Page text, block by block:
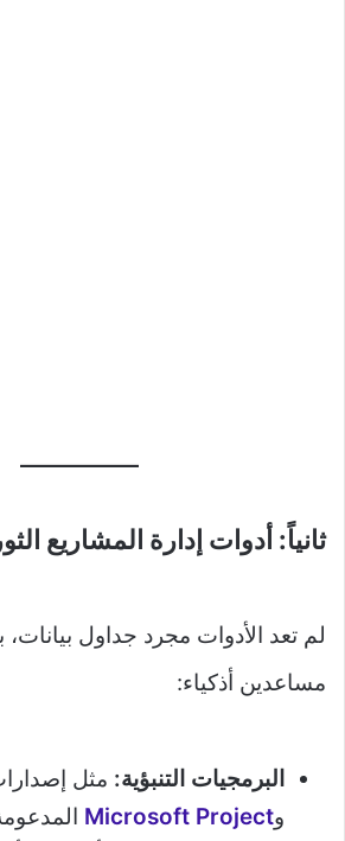
ثانياً: أدوات إدارة المشاريع
لم تعد الأدوات مجرد جداول
مساعدين أذكياء:
البرمجيات التنبؤية:
وMicrosoft Project